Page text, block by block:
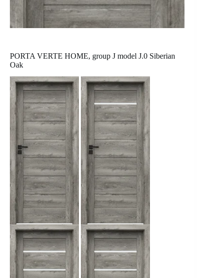
PORTA VERTE HOME, group J model J.0 Siberian
Oak